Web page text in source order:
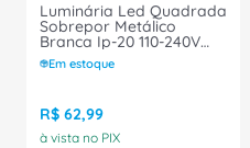
Luminária Led Quadrada
Sobrepor Metálico
Branca Ip-20 110-240V
6500K 24W 25000h 2000
Lumens
Philips
Em estoque
R$ 62,99
à vista no PIX